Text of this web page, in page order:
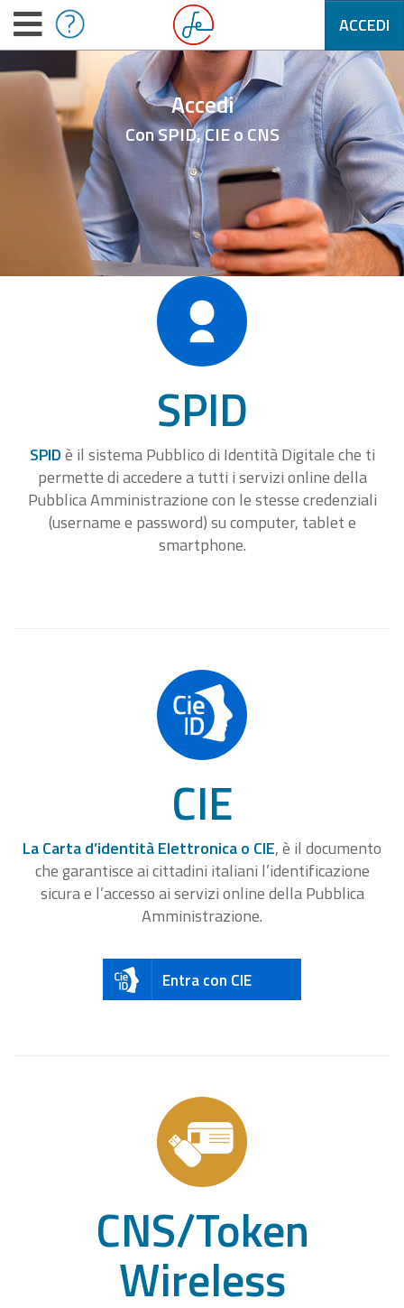
ACCEDI
Accedi
Con SPID, CIE o CNS
SPID
SPIDè il sistema Pubblico di Identità Digitale che ti
permette di accedere a tutti i servizi online della
Pubblica Amministrazione con le stesse credenziali
(username e password) su computer, tablet e
smartphone.
CIE
La Carta d’identità Elettronica o CIE, è il documento
che garantisce ai cittadini italiani l’identificazione
sicura e l’accesso ai servizi online della Pubblica
Amministrazione.
Entra con CIE
CNS/Token
Wireless